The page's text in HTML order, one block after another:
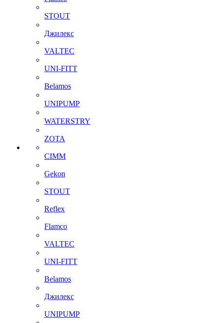
STOUT
Джилекс
VALTEC
UNI-FITT
Belamos
UNIPUMP
WATERSTRY
ZOTA
CIMM
Gekon
STOUT
Reflex
Flamco
VALTEC
UNI-FITT
Belamos
Джилекс
UNIPUMP